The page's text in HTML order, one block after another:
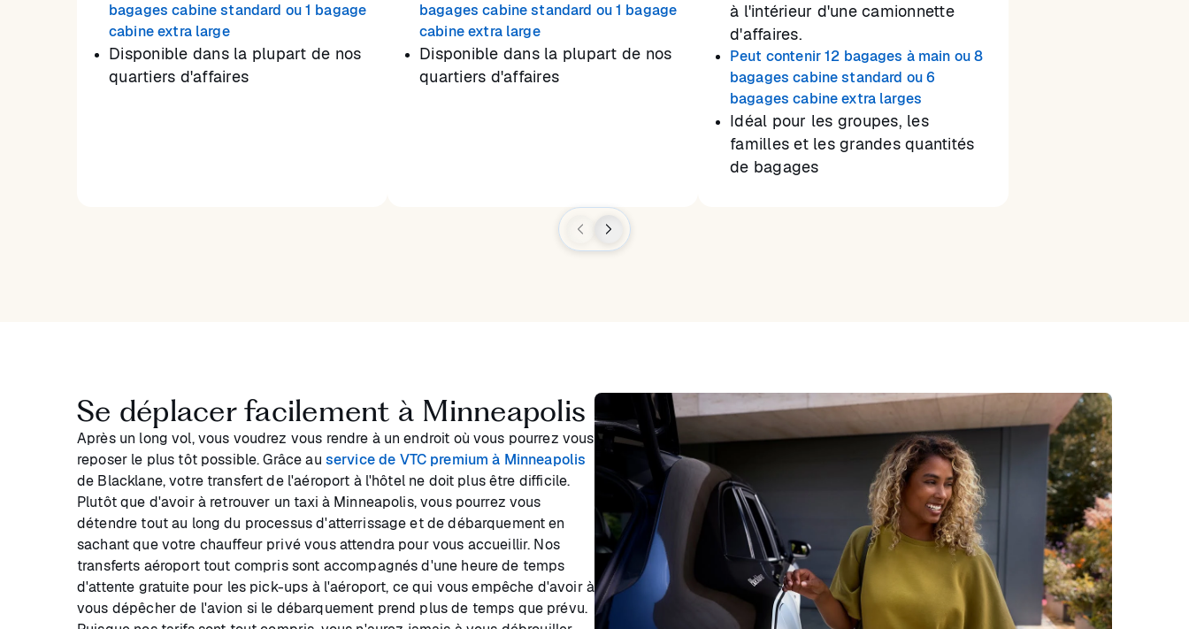
bagages cabine standard ou 1 bagage
cabine extra large
Disponible dans la plupart de nos
quartiers d'affaires
bagages cabine standard ou 1 bagage
cabine extra large
Disponible dans la plupart de nos
quartiers d'affaires
à l'intérieur d'une camionnette
d'affaires.
Peut contenir 12 bagages à main ou 8
bagages cabine standard ou 6
bagages cabine extra larges
Idéal pour les groupes, les
familles et les grandes quantités
de bagages
Se déplacer facilement à Minneapolis
Après un long vol, vous voudrez vous rendre à un endroit où vous pourrez vous
reposer le plus tôt possible. Grâce au service de VTC premium à Minneapolis
de Blacklane, votre transfert de l'aéroport à l'hôtel ne doit plus être difficile.
Plutôt que d'avoir à retrouver un taxi à Minneapolis, vous pourrez vous
détendre tout au long du processus d'atterrissage et de débarquement en
sachant que votre chauffeur privé vous attendra pour vous accueillir. Nos
transferts aéroport tout compris sont accompagnés d'une heure de temps
d'attente gratuite pour les pick-ups à l'aéroport, ce qui vous empêche d'avoir à
vous dépêcher de l'avion si le débarquement prend plus de temps que prévu.